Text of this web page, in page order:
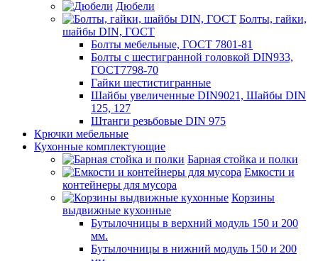
Дюбели
Болты, гайки,
шайбы DIN, ГОСТ
Болты мебельные, ГОСТ 7801-81
Болты с шестигранной головкой DIN933,
ГОСТ7798-70
Гайки шестистигранные
Шайбы увеличенные DIN9021, Шайбы DIN
125, 127
Штанги резьбовые DIN 975
Крючки мебельные
Кухонные комплектующие
Барная стойка и полки
Емкости и
контейнеры для мусора
Корзины
выдвижные кухонные
Бутылочницы в верхний модуль 150 и 200
мм.
Бутылочницы в нижний модуль 150 и 200